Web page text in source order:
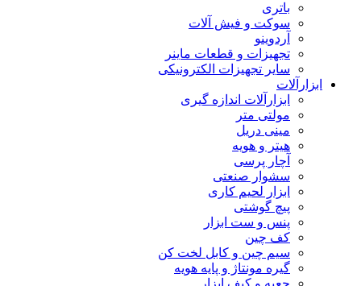
باتری
سوکت و فیش آلات
آردوینو
تجهیزات و قطعات ماینر
سایر تجهیزات الکترونیکی
ابزارآلات
ابزارآلات اندازه گیری
مولتی متر
مینی دریل
هیتر و هویه
آچار پرسی
سشوار صنعتی
ابزار لحیم کاری
پیچ گوشتی
پنس و ست ابزار
کف چین
سیم چین و کابل لخت کن
گیره مونتاژ و پایه هویه
جعبه و کیف ابزار